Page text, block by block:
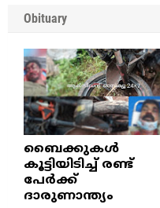
Obituary
ബൈക്കുകൾ
കൂട്ടിയിടിച്ച് രണ്ട്
പേർക്ക്
ദാരുണാന്ത്യം